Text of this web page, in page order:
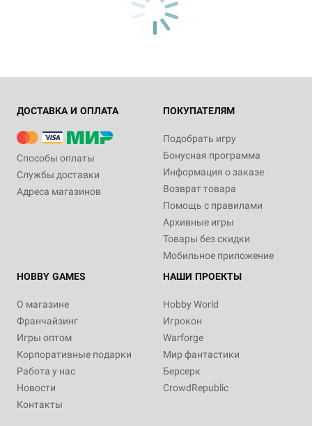
ДОСТАВКА И ОПЛАТА
Способы оплаты
Службы доставки
Адреса магазинов
ПОКУПАТЕЛЯМ
Подобрать игру
Бонусная программа
Информация о заказе
Возврат товара
Помощь с правилами
Архивные игры
Товары без скидки
Мобильное приложение
HOBBY GAMES
О магазине
Франчайзинг
Игры оптом
Корпоративные подарки
Работа у нас
Новости
Контакты
НАШИ ПРОЕКТЫ
Hobby World
Игрокон
Warforge
Мир фантастики
Берсерк
CrowdRepublic